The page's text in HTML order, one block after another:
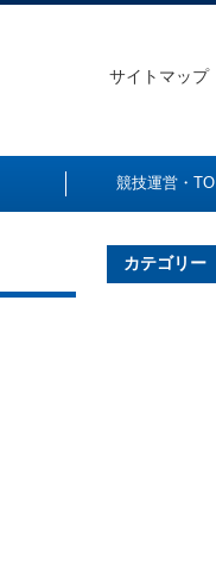
サイトマップ
競技運営・TO
カテゴリー